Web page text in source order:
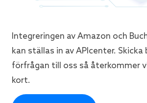
Integreringen av Amazon och
kan ställas in av APIcenter. Skicka
förfrågan till oss så återkommer
kort.